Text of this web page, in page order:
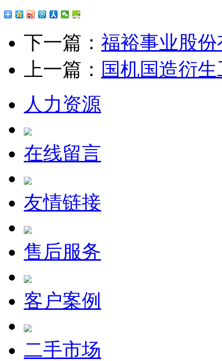
下一篇： 福裕事业股
上一篇： 国机国造衍
人力资源
在线留言
友情链接
售后服务
客户案例
二手市场